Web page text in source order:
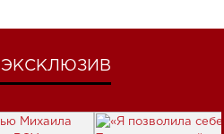
ЭКСКЛЮЗИВ